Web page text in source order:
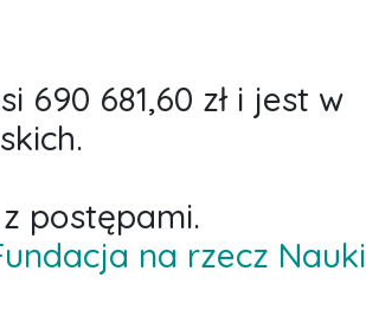
690 681,60 zł i jest w
postępami.
na rzecz Nauki